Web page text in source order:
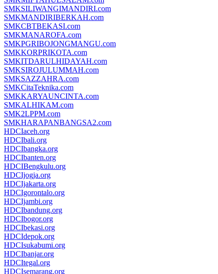
SMKSILIWANGIMANDIRI.com
SMKMANDIRIBERKAH.com
SMKCBTBEKASI.com
SMKMANAROFA.com
SMKPGRIBOJONGMANGU.com
SMKKORPRIKOTA.com
SMKITDARULHIDAYAH.com
SMKSIROJULUMMAH.com
SMKSAZZAHRA.com
SMKCitaTeknika.com
SMKKARYAUNCINTA.com
SMKALHIKAM.com
SMK2LPPM.com
SMKHARAPANBANGSA2.com
HDCIaceh.org
HDCIbali.org
HDCIbangka.org
HDCIbanten.org
HDCIBengkulu.org
HDCIjogja.org
HDCIjakarta.org
HDCIgorontalo.org
HDCIjambi.org
HDCIbandung.org
HDCIbogor.org
HDCIbekasi.org
HDCIdepok.org
HDCIsukabumi.org
HDCIbanjar.org
HDCItegal.org
HDCIsemarang.org